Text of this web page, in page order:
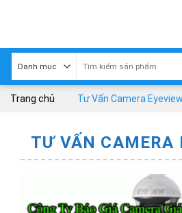
Trang chủ Tư Vấn Camera Eyeview
TƯ VẤN CAMERA